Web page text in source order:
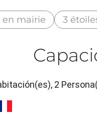
en mairie 3
2